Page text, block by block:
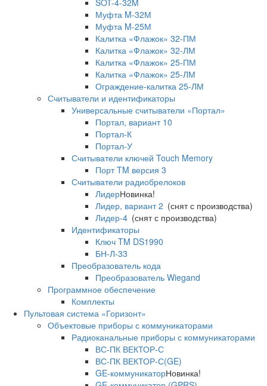
SOT-4-32M
Муфта M-32М
Муфта M-25М
Калитка «Флажок» 32-ПМ
Калитка «Флажок» 32-ЛМ
Калитка «Флажок» 25-ПМ
Калитка «Флажок» 25-ЛМ
Ограждение-калитка 25-ЛМ
Считыватели и идентификаторы
Универсальные считыватели «Портал»
Портал, вариант 10
Портал-К
Портал-У
Считыватели ключей Touch Memory
Порт TM версия 3
Считыватели радиобрелоков
ЛидерНовинка!
Лидер, вариант 2 (снят с производства)
Лидер-4 (снят с производства)
Идентификаторы
Ключ TM DS1990
БН-Л-33
Преобразователь кода
Преобразователь Wiegand
Программное обеспечение
Комплекты
Пультовая система «Горизонт»
Объектовые приборы с коммуникаторами
Радиоканальные приборы с коммуникаторами
ВС-ПК ВЕКТОР-С
ВС-ПК ВЕКТОР-С(GE)
GE-коммуникаторНовинка!